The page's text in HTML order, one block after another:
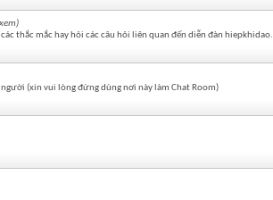
thắc mắc hay hỏi các câu hỏi liên quan đến diễn đàn hiepkhidao.
(xin vui lòng đừng dùng nơi này làm Chat Room)